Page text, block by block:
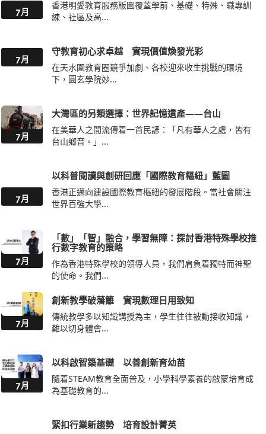
7月
香港明愛教育服務版圖覆蓋學前、基礎、特殊、職專訓
練、社區及高...
7月
守教育初心求卓越 實現價值煥發光彩
在天水圍教育圈競爭加劇、各校迎來收生挑戰的環境
下，圓玄學院妙...
7月
大灣區的另類選擇：世界記憶遺產——台山
在美華人之間流傳着一首民諺：「凡有華人之處，皆有
台山鄉音。」...
7月
以科普閱讀與創研回應「國際教育樞紐」藍圖
香港正邁向建設國際教育樞紐的發展階段。當社會關注
世界百強大學...
7月
「數」「智」融合，學習無障：探討香港特殊學校推
行數字教育的策略
作為香港特殊學校的領導人員，我們肩負着獨特而神聖
的使命。我們...
7月
創新教學破藩籬 實現數理日用致知
傳統教學多以知識講授為主，學生往往被動接收知識，
難以切身體會...
7月
以科啟智築基礎 以善創新育幼苗
隨着STEAM教育全面普及，小學科學素養的啟蒙培育成
為基礎教育的...
緊扣行業新趨勢 培育設計菁英